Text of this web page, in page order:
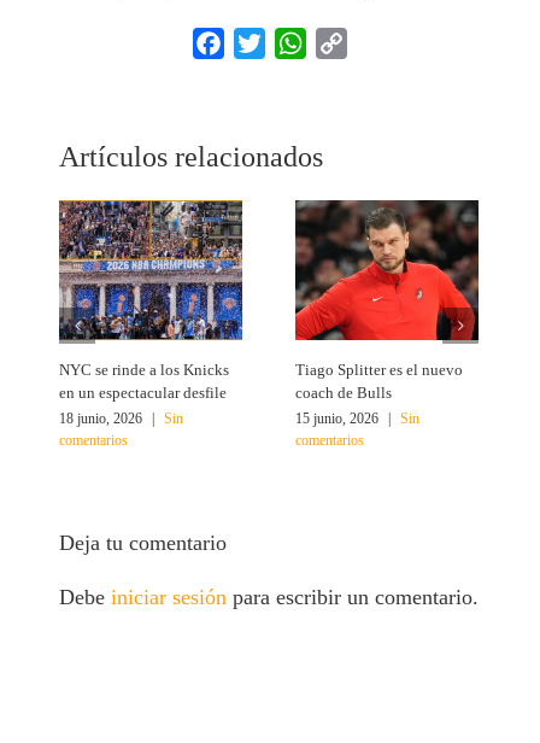
Facebook
Twitter WhatsApp
Artículos relacionados
NYC se rinde a los Knicks
en un espectacular desfile
18 junio, 2026
Sin
comentarios
Tiago Splitter es el nuevo
coach de Bulls
15 junio, 2026
Sin
comentarios
Deja tu comentario
Debeiniciar sesiónpara escribir un comentario.